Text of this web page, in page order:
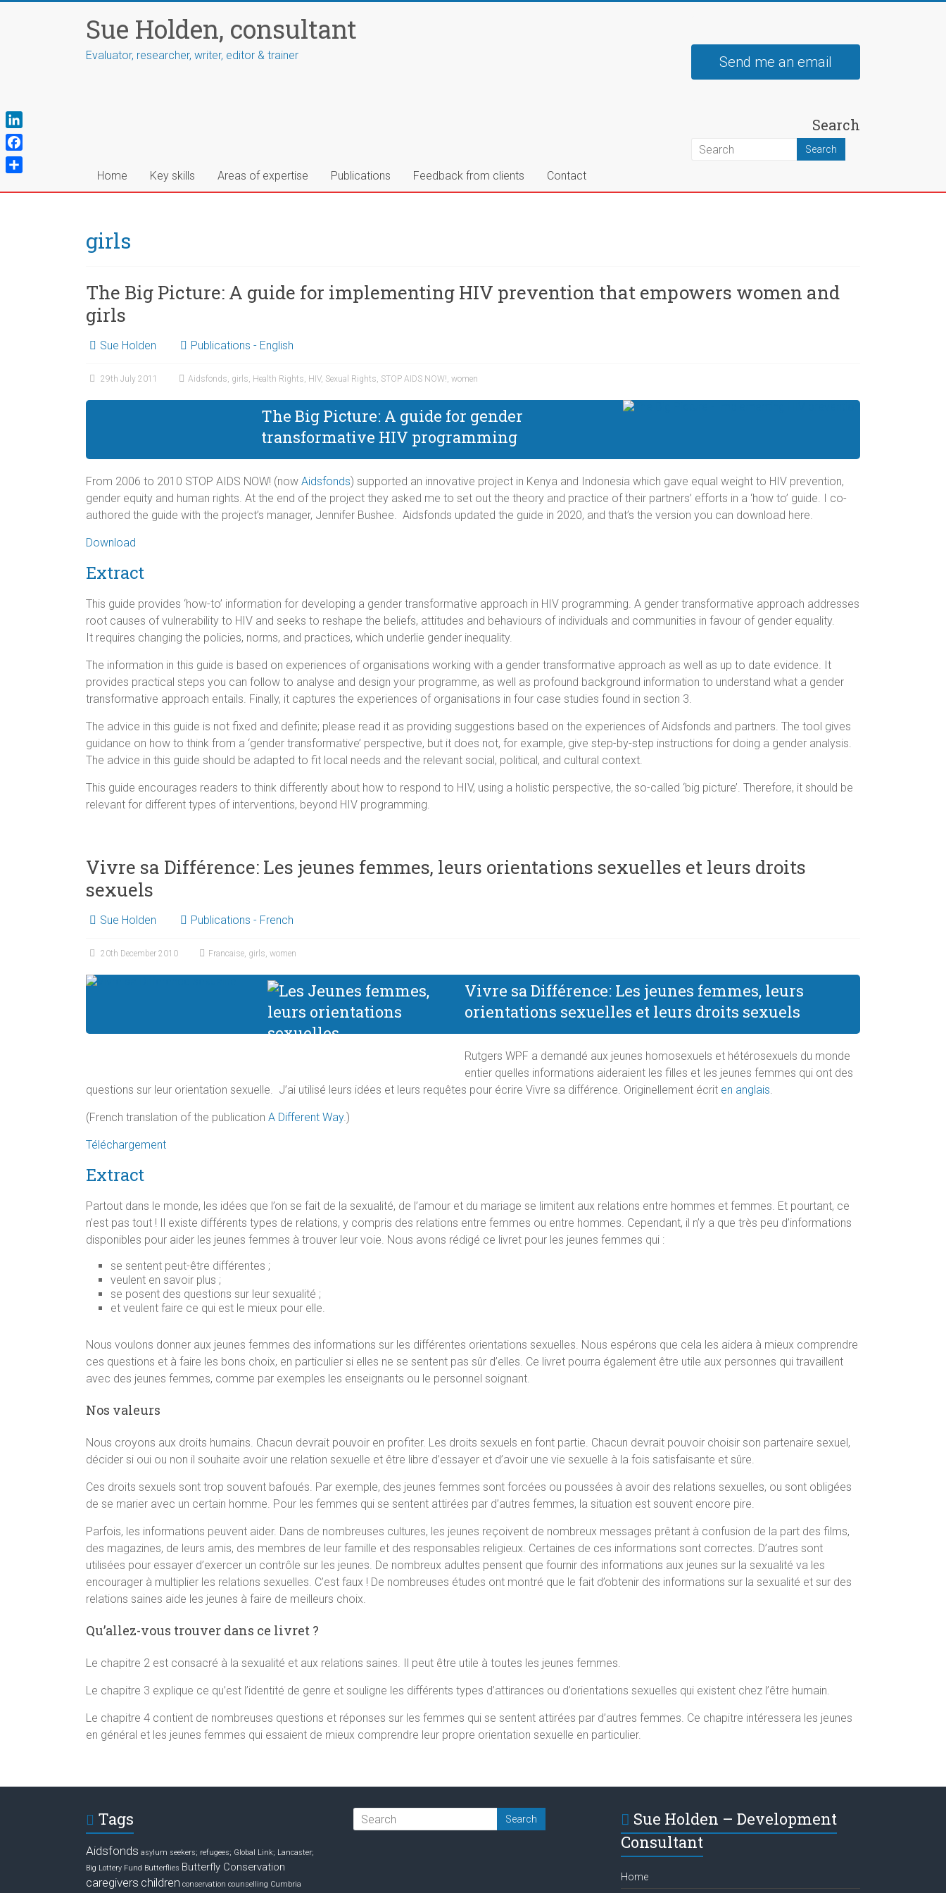
Sue Holden, consultant
Evaluator, researcher, writer, editor & trainer Send me an email
Search
Home Key skills Areas of expertise Publications Feedback from clients Contact
girls
The Big Picture: A guide for implementing HIV prevention that empowers women and
girls
Sue Holden Publications - English
29th July 2011 Aidsfonds, girls, Health Rights, HIV, Sexual Rights, STOP AIDS NOW!, women
The Big Picture: A guide for gender
transformative HIV programming
From 2006 to 2010 STOP AIDS NOW! (now Aidsfonds) supported an innovative project in Kenya and Indonesia which gave equal weight to HIV prevention,
gender equity and human rights. At the end of the project they asked me to set out the theory and practice of their partners’ efforts in a ‘how to’ guide. I co-
authored the guide with the project’s manager, Jennifer Bushee. Aidsfonds updated the guide in 2020, and that’s the version you can download here.
Download
Extract
This guide provides ‘how-to’ information for developing a gender transformative approach in HIV programming. A gender transformative approach addresses
root causes of vulnerability to HIV and seeks to reshape the beliefs, attitudes and behaviours of individuals and communities in favour of gender equality.
It requires changing the policies, norms, and practices, which underlie gender inequality.
The information in this guide is based on experiences of organisations working with a gender transformative approach as well as up to date evidence. It
provides practical steps you can follow to analyse and design your programme, as well as profound background information to understand what a gender
transformative approach entails. Finally, it captures the experiences of organisations in four case studies found in section 3.
The advice in this guide is not fixed and definite; please read it as providing suggestions based on the experiences of Aidsfonds and partners. The tool gives
guidance on how to think from a ‘gender transformative’ perspective, but it does not, for example, give step-by-step instructions for doing a gender analysis.
The advice in this guide should be adapted to fit local needs and the relevant social, political, and cultural context.
This guide encourages readers to think differently about how to respond to HIV, using a holistic perspective, the so-called ‘big picture’. Therefore, it should be
relevant for different types of interventions, beyond HIV programming.
Vivre sa Différence: Les jeunes femmes, leurs orientations sexuelles et leurs droits
sexuels
Sue Holden Publications - French
20th December 2010 Francaise, girls, women
Vivre sa Différence: Les jeunes femmes, leurs
orientations sexuelles et leurs droits sexuels
Rutgers WPF a demandé aux jeunes homosexuels et hétérosexuels du monde
entier quelles informations aideraient les filles et les jeunes femmes qui ont des
questions sur leur orientation sexuelle. J’ai utilisé leurs idées et leurs requêtes pour écrire Vivre sa différence. Originellement écrit en anglais.
(French translation of the publication A Different Way.)
Téléchargement
Extract
Partout dans le monde, les idées que l’on se fait de la sexualité, de l’amour et du mariage se limitent aux relations entre hommes et femmes. Et pourtant, ce
n’est pas tout ! Il existe différents types de relations, y compris des relations entre femmes ou entre hommes. Cependant, il n’y a que très peu d’informations
disponibles pour aider les jeunes femmes à trouver leur voie. Nous avons rédigé ce livret pour les jeunes femmes qui :
se sentent peut-être différentes ;
veulent en savoir plus ;
se posent des questions sur leur sexualité ;
et veulent faire ce qui est le mieux pour elle.
Nous voulons donner aux jeunes femmes des informations sur les différentes orientations sexuelles. Nous espérons que cela les aidera à mieux comprendre
ces questions et à faire les bons choix, en particulier si elles ne se sentent pas sûr d’elles. Ce livret pourra également être utile aux personnes qui travaillent
avec des jeunes femmes, comme par exemples les enseignants ou le personnel soignant.
Nos valeurs
Nous croyons aux droits humains. Chacun devrait pouvoir en profiter. Les droits sexuels en font partie. Chacun devrait pouvoir choisir son partenaire sexuel,
décider si oui ou non il souhaite avoir une relation sexuelle et être libre d’essayer et d’avoir une vie sexuelle à la fois satisfaisante et sûre.
Ces droits sexuels sont trop souvent bafoués. Par exemple, des jeunes femmes sont forcées ou poussées à avoir des relations sexuelles, ou sont obligées
de se marier avec un certain homme. Pour les femmes qui se sentent attirées par d’autres femmes, la situation est souvent encore pire.
Parfois, les informations peuvent aider. Dans de nombreuses cultures, les jeunes reçoivent de nombreux messages prêtant à confusion de la part des films,
des magazines, de leurs amis, des membres de leur famille et des responsables religieux. Certaines de ces informations sont correctes. D’autres sont
utilisées pour essayer d’exercer un contrôle sur les jeunes. De nombreux adultes pensent que fournir des informations aux jeunes sur la sexualité va les
encourager à multiplier les relations sexuelles. C’est faux ! De nombreuses études ont montré que le fait d’obtenir des informations sur la sexualité et sur des
relations saines aide les jeunes à faire de meilleurs choix.
Qu’allez-vous trouver dans ce livret ?
Le chapitre 2 est consacré à la sexualité et aux relations saines. Il peut être utile à toutes les jeunes femmes.
Le chapitre 3 explique ce qu’est l’identité de genre et souligne les différents types d’attirances ou d’orientations sexuelles qui existent chez l’être humain.
Le chapitre 4 contient de nombreuses questions et réponses sur les femmes qui se sentent attirées par d’autres femmes. Ce chapitre intéressera les jeunes
en général et les jeunes femmes qui essaient de mieux comprendre leur propre orientation sexuelle en particulier.
Tags
Aidsfonds asylum seekers; refugees; Global Link; Lancaster;
Big Lottery Fund Butterflies Butterfly Conservation
caregivers children conservation counselling Cumbria
Sue Holden – Development
Consultant
Home
L
i
n
F
a
c